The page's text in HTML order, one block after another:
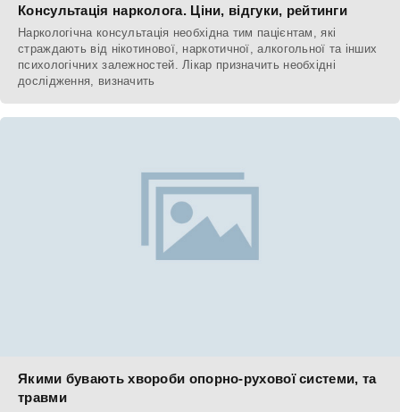
Консультація нарколога. Ціни, відгуки, рейтинги
Наркологічна консультація необхідна тим пацієнтам, які
страждають від нікотинової, наркотичної, алкогольної та інших
психологічних залежностей. Лікар призначить необхідні
дослідження, визначить
Якими бувають хвороби опорно-рухової системи, та
травми